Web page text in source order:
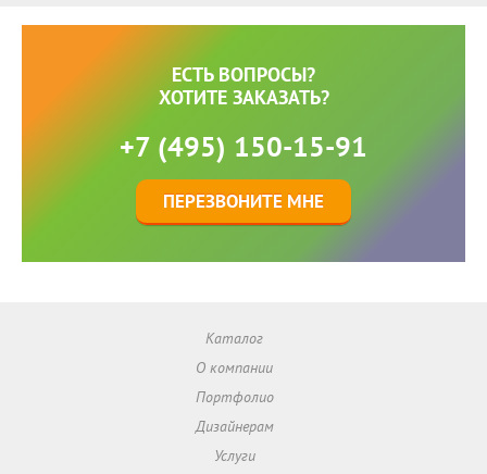
ЕСТЬ ВОПРОСЫ?
ХОТИТЕ ЗАКАЗАТЬ?
+7 (495) 150-15-91
ПЕРЕЗВОНИТЕ МНЕ
Каталог
О компании
Портфолио
Дизайнерам
Услуги